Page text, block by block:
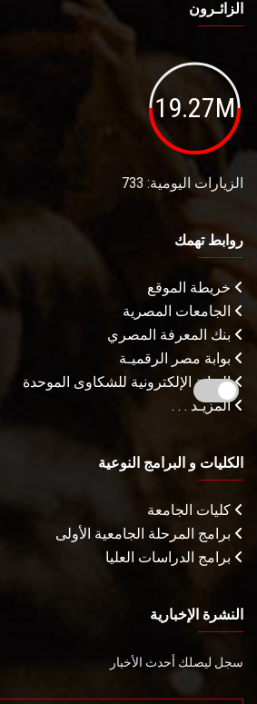
الزائـرون
19.27M
الزيارات اليومية: 733
روابط تهمك
خريطة الموقع
الجامعات المصرية
بنك المعرفة المصري
بوابة مصر الرقميـة
البوابة الإلكترونية للشكاوى الموحدة
المزيـد . . .
الكليات و البرامج النوعية
كليات الجامعة
برامج المرحلة الجامعية الأولى
برامج الدراسات العليا
النشرة الإخبارية
سجل ليصلك أحدث الأخبار